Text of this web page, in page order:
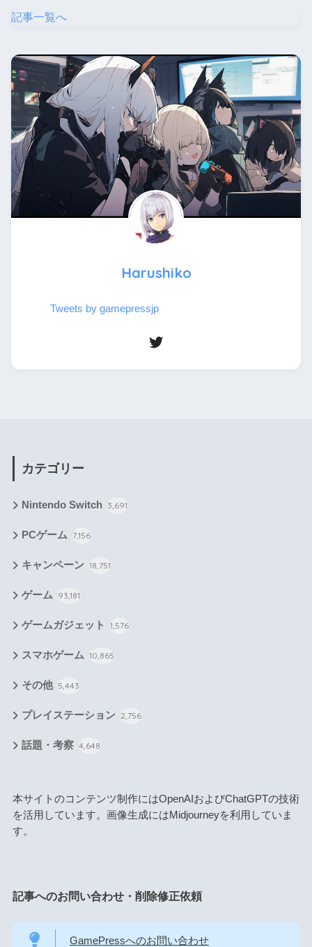
記事一覧へ
Harushiko
Tweets by gamepressjp
カテゴリー
Nintendo Switch 3,691
PCゲーム 7,156
キャンペーン 18,751
ゲーム 93,181
ゲームガジェット 1,576
スマホゲーム 10,865
その他 5,443
プレイステーション 2,756
話題・考察 4,648
本サイトのコンテンツ制作にはOpenAIおよびChatGPTの技術
を活用しています。画像生成にはMidjourneyを利用していま
す。
記事へのお問い合わせ・削除修正依頼
GamePressへのお問い合わせ